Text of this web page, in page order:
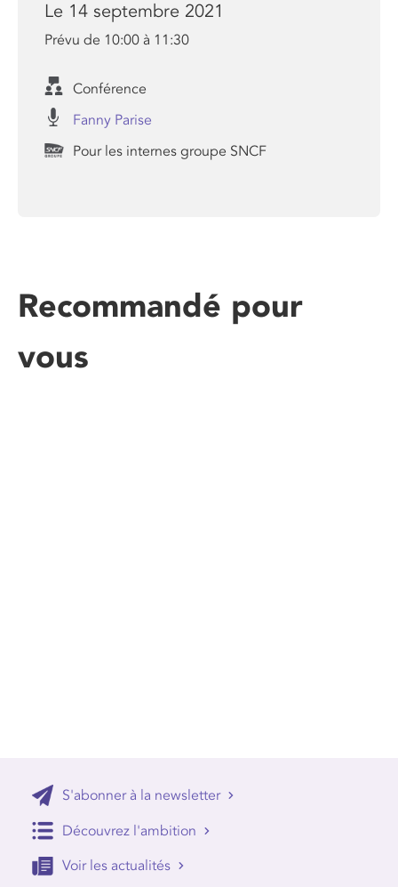
Le 14 septembre 2021
Prévu de 10:00 à 11:30
Conférence
Fanny Parise
Pour les internes groupe SNCF
Recommandé pour
vous
S'abonner à la newsletter
Découvrez l'ambition
Voir les actualités